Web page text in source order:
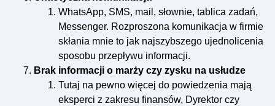
WhatsApp, SMS, mail, słownie, tablica zadań,
Messenger. Rozproszona komunikacja w firmie
skłania mnie to jak najszybszego ujednolicenia
sposobu przepływu informacji.
Brak informacji o marży czy zysku na usłudze
Tutaj na pewno więcej do powiedzenia mają
eksperci z zakresu finansów, Dyrektor czy